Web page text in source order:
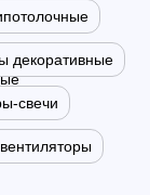
декоративные
свечи